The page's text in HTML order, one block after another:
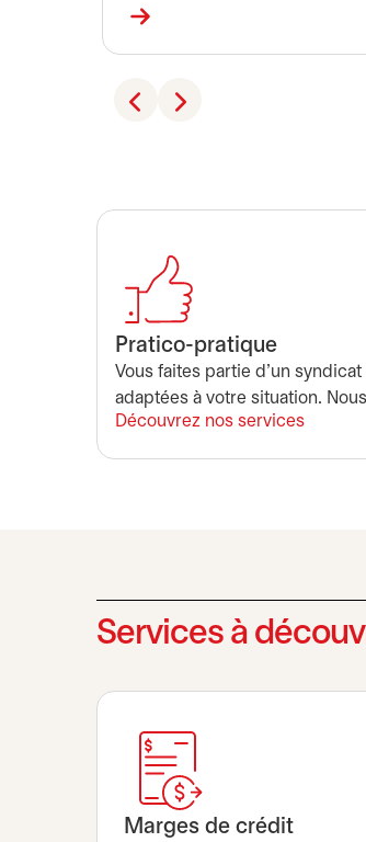
Pratico-pratique
Vous faites partie d'un
adaptées à votre situation.
Découvrez nos services
Services à
Marges de crédit